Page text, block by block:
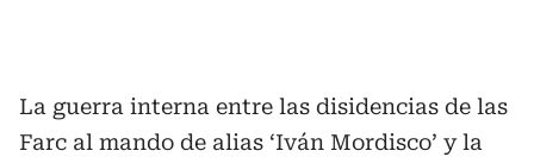
La guerra interna entre las disidencias de las
Farc al mando de alias ‘Iván Mordisco’ y la